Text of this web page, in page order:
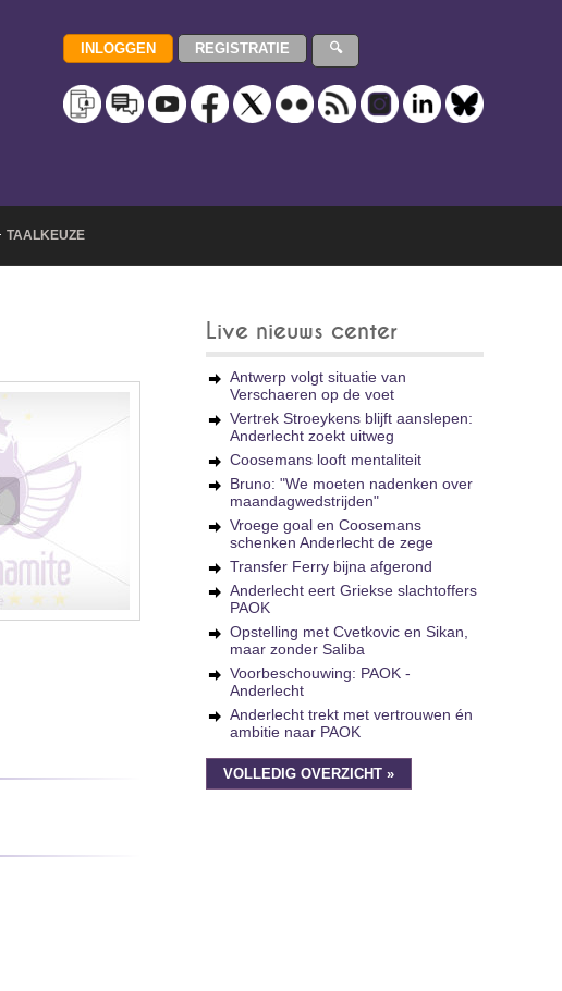
TAALKEUZE
Live nieuws center
Antwerp volgt situatie van
Verschaeren op de voet
Vertrek Stroeykens blijft aanslepen:
Anderlecht zoekt uitweg
Coosemans looft mentaliteit
Bruno: "We moeten nadenken over
maandagwedstrijden"
Vroege goal en Coosemans
schenken Anderlecht de zege
Transfer Ferry bijna afgerond
Anderlecht eert Griekse slachtoffers
PAOK
Opstelling met Cvetkovic en Sikan,
maar zonder Saliba
Voorbeschouwing: PAOK -
Anderlecht
Anderlecht trekt met vertrouwen én
ambitie naar PAOK
VOLLEDIG OVERZICHT »